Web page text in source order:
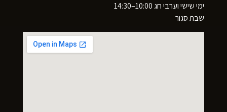
ימי שישי וערבי חג 10:00–14:30
שבת סגור